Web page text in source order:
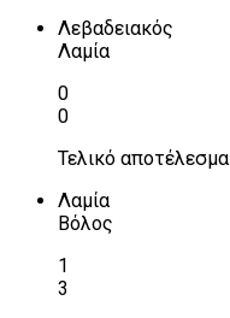
Λεβαδειακός
Λαμία
0
0
Τελικό αποτέλεσμα
Λαμία
Βόλος
1
3